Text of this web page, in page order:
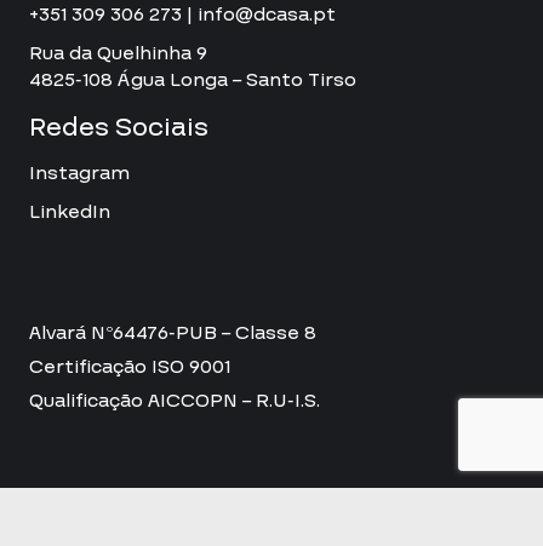
+351 309 306 273 | info@dcasa.pt
Rua da Quelhinha 9
4825-108 Água Longa – Santo Tirso
Redes Sociais
Instagram
LinkedIn
Alvará Nº64476-PUB – Classe 8
Certificação ISO 9001
Qualificação AICCOPN – R.U-I.S.